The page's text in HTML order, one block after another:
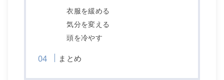
衣服を緩める
気分を変える
頭を冷やす
まとめ